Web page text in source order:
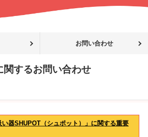
お問い合わせ
関するお問い合わせ
い器SHUPOT（シュポット）」に関する重要